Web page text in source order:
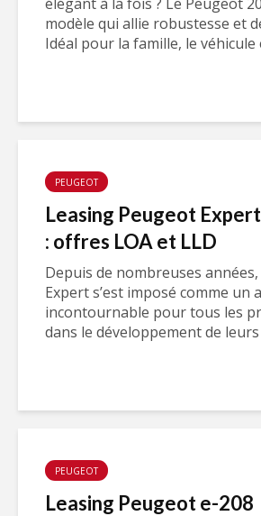
modèle qui allie robustesse et
Idéal pour la famille, le véhicule
PEUGEOT
Leasing Peugeot
: offres LOA et LLD
Depuis de nombreuses
Expert s’est imposé comme un
incontournable pour tous les
dans le développement de leurs
PEUGEOT
Leasing Peugeot e-208